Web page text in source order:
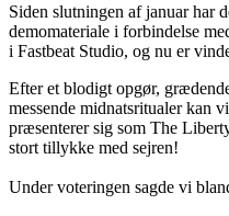
Siden slutningen af januar har
demomateriale i forbindelse
i Fastbeat Studio, og nu er
Efter et blodigt opgør,
messende midnatsritualer kan
præsenterer sig som The
stort tillykke med sejren!
Under voteringen sagde vi